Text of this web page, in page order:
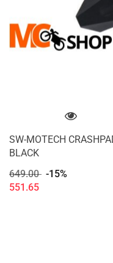
SW-MOTECH
BLACK
649.00 -15%
551.65